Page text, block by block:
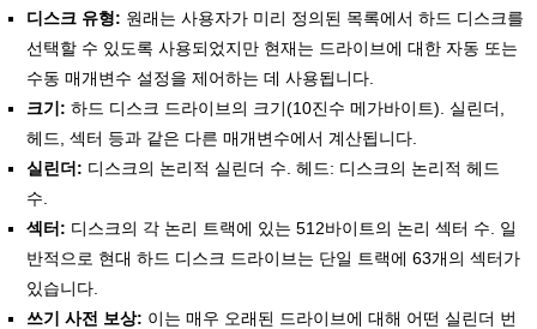
디스크 유형: 원래는 사용자가 미리 정의된 목록에서 하드 디스크를
선택할 수 있도록 사용되었지만 현재는 드라이브에 대한 자동 또는
수동 매개변수 설정을 제어하는 ​​데 사용됩니다.
크기: 하드 디스크 드라이브의 크기(10진수 메가바이트). 실린더,
헤드, 섹터 등과 같은 다른 매개변수에서 계산됩니다.
실린더: 디스크의 논리적 실린더 수. 헤드: 디스크의 논리적 헤드
수.
섹터: 디스크의 각 논리 트랙에 있는 512바이트의 논리 섹터 수. 일
반적으로 현대 하드 디스크 드라이브는 단일 트랙에 63개의 섹터가
있습니다.
쓰기 사전 보상: 이는 매우 오래된 드라이브에 대해 어떤 실린더 번